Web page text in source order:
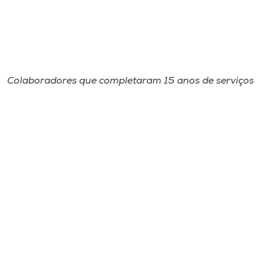
Colaboradores que completaram 15 anos de serviços